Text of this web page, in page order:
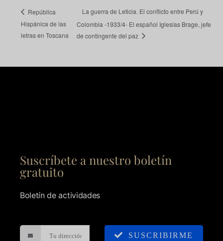
República
Hispánica de las
letras en Toscana
La guerra de Leticia. El conflicto entre Perú y
Colombia -1933/4- El español Iglesias Brage, jefe
de contingente del paz
Suscríbete a nuestro boletín
gratuito
Boletín de actividades
SUSCRIBIRME